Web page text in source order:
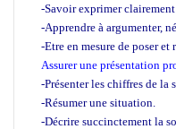
-Savoir exprimer clairement
-Apprendre à argumenter,
-Etre en mesure de poser et
Assurer une présentation
-Présenter les chiffres de la
-Résumer une situation.
-Décrire succinctement la